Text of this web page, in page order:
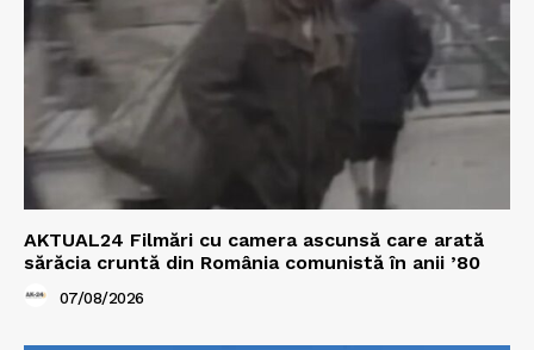
AKTUAL24 Filmări cu camera ascunsă care arată
sărăcia cruntă din România comunistă în anii ’80
07/08/2026